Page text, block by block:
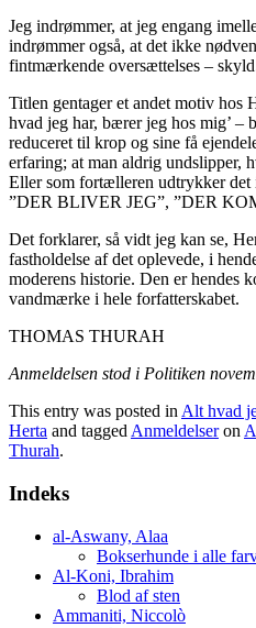
Jeg indrømmer, at jeg engang
indrømmer også, at det ikke
fintmærkende oversættelses –
Titlen gentager et andet motiv hos
hvad jeg har, bærer jeg hos mig’ –
reduceret til krop og sine få
erfaring; at man aldrig undslipper,
Eller som fortælleren udtrykker det
”DER BLIVER JEG”, ”DER
Det forklarer, så vidt jeg kan se,
fastholdelse af det oplevede, i
moderens historie. Den er hendes
vandmærke i hele forfatterskabet.
THOMAS THURAH
Anmeldelsen stod i Politiken
This entry was posted in Alt hvad
Herta and tagged Anmeldelseron
Thurah.
Indeks
al-Aswany, Alaa
Bokserhunde i alle
Al-Koni, Ibrahim
Blod af sten
Ammaniti, Niccolò